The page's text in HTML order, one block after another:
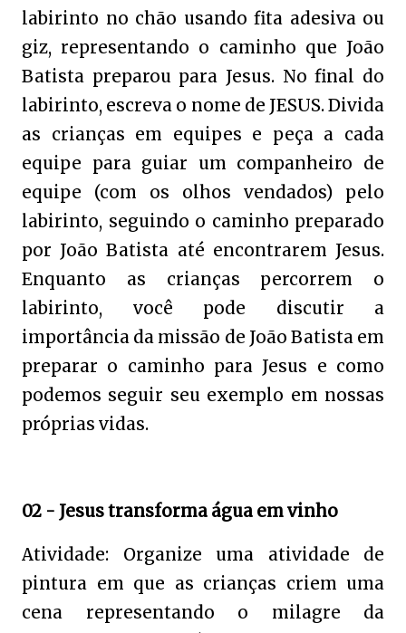
labirinto no chão usando fita adesiva ou
giz, representando o caminho que João
Batista preparou para Jesus. No final do
labirinto, escreva o nome de JESUS. Divida
as crianças em equipes e peça a cada
equipe para guiar um companheiro de
equipe (com os olhos vendados) pelo
labirinto, seguindo o caminho preparado
por João Batista até encontrarem Jesus.
Enquanto as crianças percorrem o
labirinto, você pode discutir a
importância da missão de João Batista em
preparar o caminho para Jesus e como
podemos seguir seu exemplo em nossas
próprias vidas.
02 - Jesus transforma água em vinho
Atividade: Organize uma atividade de
pintura em que as crianças criem uma
cena representando o milagre da